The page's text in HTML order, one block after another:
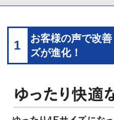
1
お客様の声で改
ズが進化！